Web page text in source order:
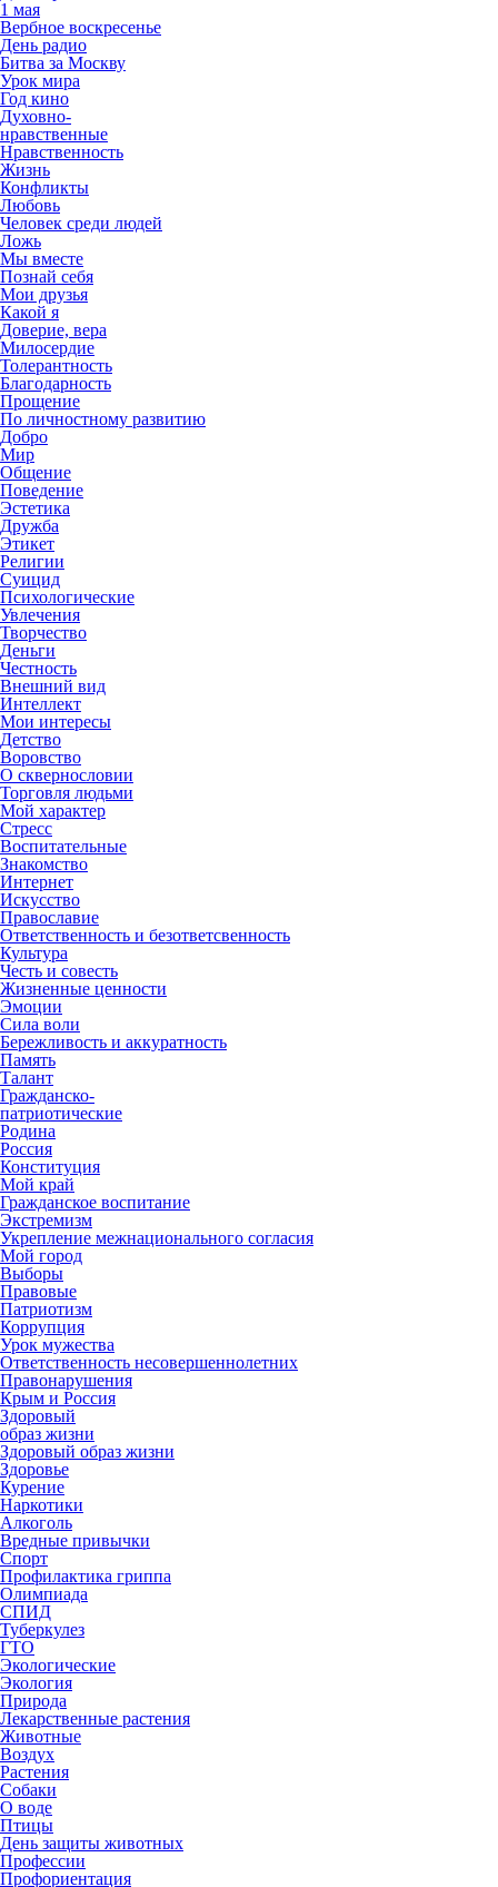
1 мая
Вербное воскресенье
День радио
Битва за Москву
Урок мира
Год кино
Духовно-
нравственные
Нравственность
Жизнь
Конфликты
Любовь
Человек среди людей
Ложь
Мы вместе
Познай себя
Мои друзья
Какой я
Доверие, вера
Милосердие
Толерантность
Благодарность
Прощение
По личностному развитию
Добро
Мир
Общение
Поведение
Эстетика
Дружба
Этикет
Религии
Суицид
Психологические
Увлечения
Творчество
Деньги
Честность
Внешний вид
Интеллект
Мои интересы
Детство
Воровство
О сквернословии
Торговля людьми
Мой характер
Стресс
Воспитательные
Знакомство
Интернет
Искусство
Православие
Ответственность и безответсвенность
Культура
Честь и совесть
Жизненные ценности
Эмоции
Сила воли
Бережливость и аккуратность
Память
Талант
Гражданско-
патриотические
Родина
Россия
Конституция
Мой край
Гражданское воспитание
Экстремизм
Укрепление межнационального согласия
Мой город
Выборы
Правовые
Патриотизм
Коррупция
Урок мужества
Ответственность несовершеннолетних
Правонарушения
Крым и Россия
Здоровый
образ жизни
Здоровый образ жизни
Здоровье
Курение
Наркотики
Алкоголь
Вредные привычки
Спорт
Профилактика гриппа
Олимпиада
СПИД
Туберкулез
ГТО
Экологические
Экология
Природа
Лекарственные растения
Животные
Воздух
Растения
Собаки
О воде
Птицы
День защиты животных
Профессии
Профориентация